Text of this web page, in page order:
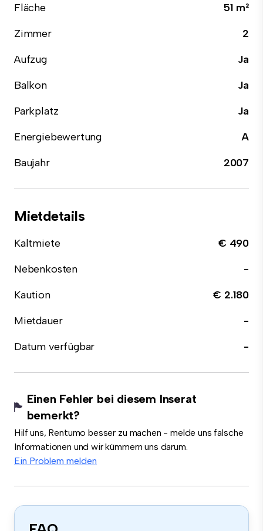
Fläche
51 m²
Zimmer
2
Aufzug
Ja
Balkon
Ja
Parkplatz
Ja
Energiebewertung
A
Baujahr
2007
Mietdetails
Kaltmiete
€ 490
Nebenkosten
-
Kaution
€ 2.180
Mietdauer
-
Datum verfügbar
-
Einen Fehler bei diesem Inserat
bemerkt?
Hilf uns, Rentumo besser zu machen - melde uns falsche
Informationen und wir kümmern uns darum.
Ein Problem melden